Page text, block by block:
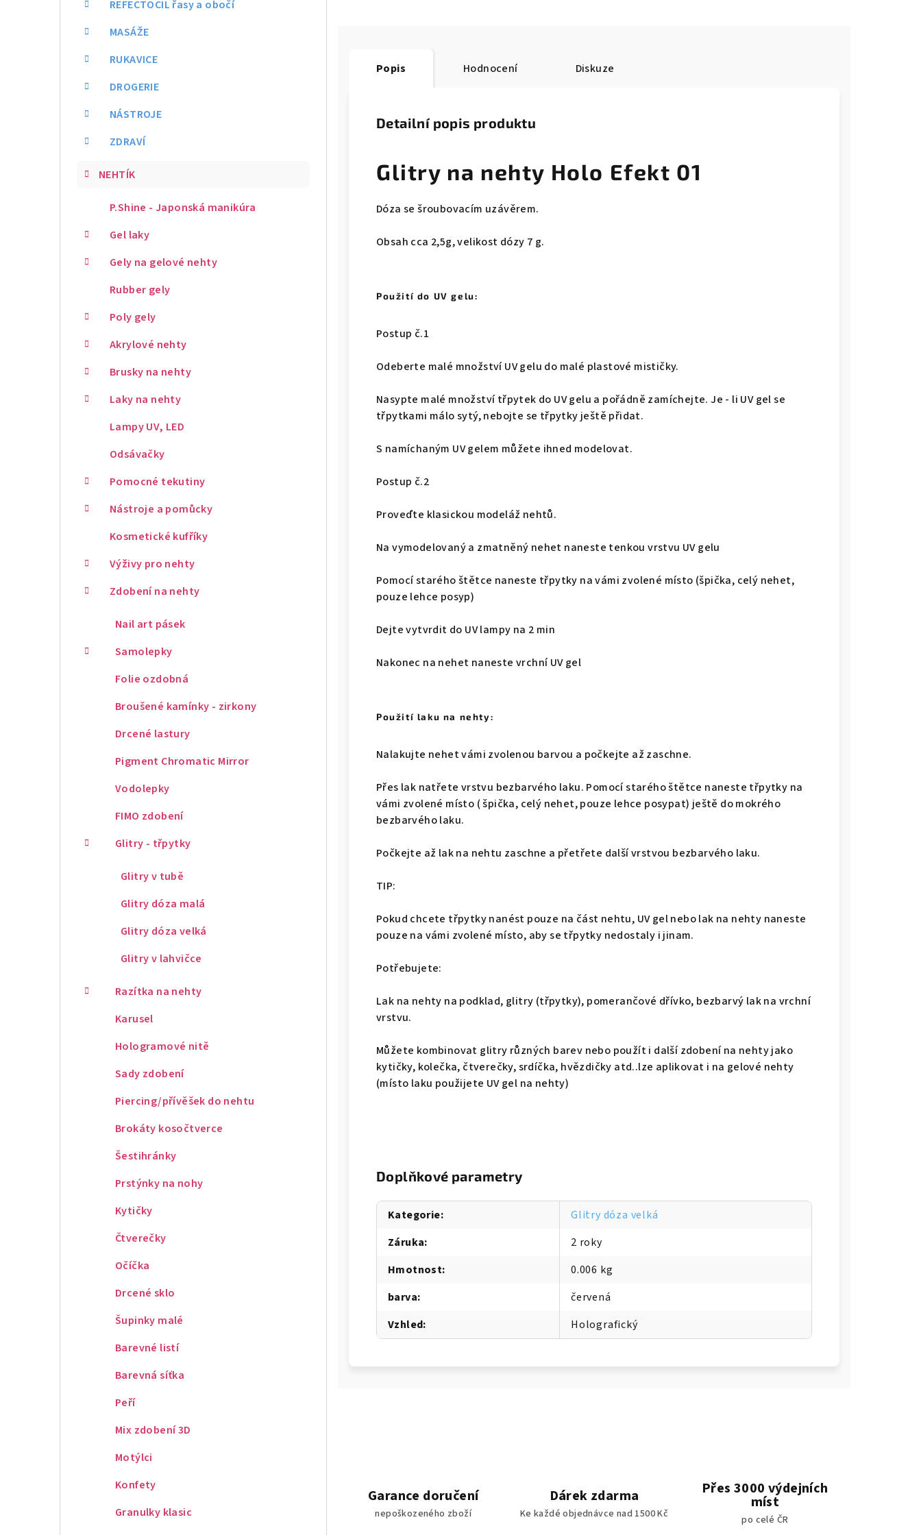
REFECTOCIL řasy a obočí
MASÁŽE
RUKAVICE
DROGERIE
NÁSTROJE
ZDRAVÍ
NEHTÍK
P.Shine - Japonská manikúra
Gel laky
Gely na gelové nehty
Rubber gely
Poly gely
Akrylové nehty
Brusky na nehty
Laky na nehty
Lampy UV, LED
Odsávačky
Pomocné tekutiny
Nástroje a pomůcky
Kosmetické kufříky
Výživy pro nehty
Zdobení na nehty
Nail art pásek
Samolepky
Folie ozdobná
Broušené kamínky - zirkony
Drcené lastury
Pigment Chromatic Mirror
Vodolepky
FIMO zdobení
Glitry - třpytky
Glitry v tubě
Glitry dóza malá
Glitry dóza velká
Glitry v lahvičce
Razítka na nehty
Karusel
Hologramové nitě
Sady zdobení
Piercing/přívěšek do nehtu
Brokáty kosočtverce
Šestihránky
Prstýnky na nohy
Kytičky
Čtverečky
Očíčka
Drcené sklo
Šupinky malé
Barevné listí
Barevná síťka
Peří
Mix zdobení 3D
Motýlci
Konfety
Granulky klasic
Popis Hodnocení Diskuze
Detailní popis produktu
Glitry na nehty Holo Efekt 01
Dóza se šroubovacím uzávěrem.
Obsah cca 2,5g, velikost dózy 7 g.
Použití do UV gelu:
Postup č.1
Odeberte malé množství UV gelu do malé plastové mističky.
Nasypte malé množství třpytek do UV gelu a pořádně zamíchejte. Je - li UV gel se
třpytkami málo sytý, nebojte se třpytky ještě přidat.
S namíchaným UV gelem můžete ihned modelovat.
Postup č.2
Proveďte klasickou modeláž nehtů.
Na vymodelovaný a zmatněný nehet naneste tenkou vrstvu UV gelu
Pomocí starého štětce naneste třpytky na vámi zvolené místo (špička, celý nehet,
pouze lehce posyp)
Dejte vytvrdit do UV lampy na 2 min
Nakonec na nehet naneste vrchní UV gel
Použití laku na nehty:
Nalakujte nehet vámi zvolenou barvou a počkejte až zaschne.
Přes lak natřete vrstvu bezbarvého laku. Pomocí starého štětce naneste třpytky na
vámi zvolené místo ( špička, celý nehet, pouze lehce posypat) ještě do mokrého
bezbarvého laku.
Počkejte až lak na nehtu zaschne a přetřete další vrstvou bezbarvého laku.
TIP:
Pokud chcete třpytky nanést pouze na část nehtu, UV gel nebo lak na nehty naneste
pouze na vámi zvolené místo, aby se třpytky nedostaly i jinam.
Potřebujete:
Lak na nehty na podklad, glitry (třpytky), pomerančové dřívko, bezbarvý lak na vrchní
vrstvu.
Můžete kombinovat glitry různých barev nebo použít i další zdobení na nehty jako
kytičky, kolečka, čtverečky, srdíčka, hvězdičky atd..lze aplikovat i na gelové nehty
(místo laku použijete UV gel na nehty)
Doplňkové parametry
Kategorie:
Glitry dóza velká
Záruka:
2 roky
Hmotnost:
0.006 kg
barva:
červená
Vzhled: Holografický
Garance doručení
nepoškozeného zboží
Dárek zdarma
Ke každé objednávce nad 1500 Kč
Přes 3000 výdejních
míst
po celé ČR